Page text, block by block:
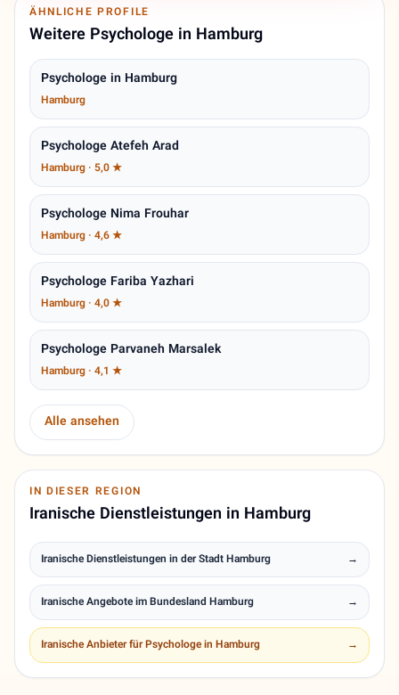
ÄHNLICHE PROFILE
Weitere Psychologe in Hamburg
Psychologe in Hamburg
Hamburg
Psychologe Atefeh Arad
Hamburg · 5,0 ★
Psychologe Nima Frouhar
Hamburg · 4,6 ★
Psychologe Fariba Yazhari
Hamburg · 4,0 ★
Psychologe Parvaneh Marsalek
Hamburg · 4,1 ★
Alle ansehen
IN DIESER REGION
Iranische Dienstleistungen in Hamburg
Iranische Dienstleistungen in der Stadt Hamburg →
Iranische Angebote im Bundesland Hamburg →
Iranische Anbieter für Psychologe in Hamburg →